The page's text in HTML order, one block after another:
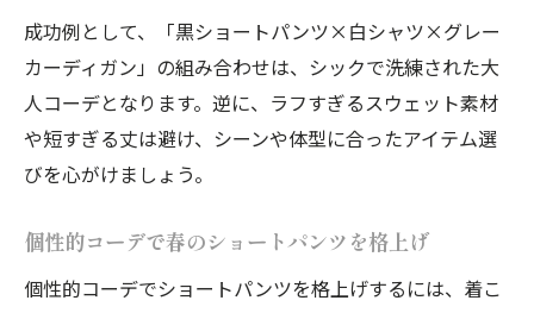
成功例として、「黒ショートパンツ×白シャツ×グレー
カーディガン」の組み合わせは、シックで洗練された大
人コーデとなります。逆に、ラフすぎるスウェット素材
や短すぎる丈は避け、シーンや体型に合ったアイテム選
びを心がけましょう。
個性的コーデで春のショートパンツを格上げ
個性的コーデでショートパンツを格上げするには、着こ